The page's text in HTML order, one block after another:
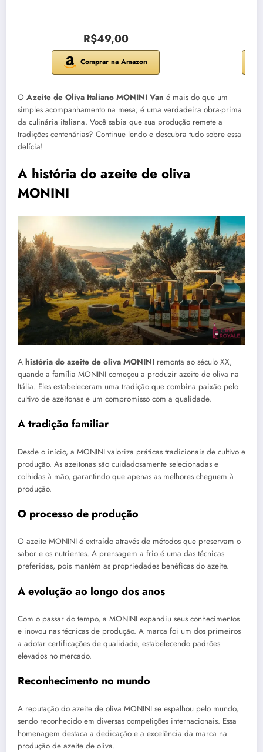
R$49,00
Comprar na Amazon
O Azeite de Oliva Italiano MONINI Van é mais do que um
simples acompanhamento na mesa; é uma verdadeira obra-prima
da culinária italiana. Você sabia que sua produção remete a
tradições centenárias? Continue lendo e descubra tudo sobre essa
delícia!
A história do azeite de oliva
MONINI
A história do azeite de oliva MONINI remonta ao século XX,
quando a família MONINI começou a produzir azeite de oliva na
Itália. Eles estabeleceram uma tradição que combina paixão pelo
cultivo de azeitonas e um compromisso com a qualidade.
A tradição familiar
Desde o início, a MONINI valoriza práticas tradicionais de cultivo e
produção. As azeitonas são cuidadosamente selecionadas e
colhidas à mão, garantindo que apenas as melhores cheguem à
produção.
O processo de produção
O azeite MONINI é extraído através de métodos que preservam o
sabor e os nutrientes. A prensagem a frio é uma das técnicas
preferidas, pois mantém as propriedades benéficas do azeite.
A evolução ao longo dos anos
Com o passar do tempo, a MONINI expandiu seus conhecimentos
e inovou nas técnicas de produção. A marca foi um dos primeiros
a adotar certificações de qualidade, estabelecendo padrões
elevados no mercado.
Reconhecimento no mundo
A reputação do azeite de oliva MONINI se espalhou pelo mundo,
sendo reconhecido em diversas competições internacionais. Essa
homenagem destaca a dedicação e a excelência da marca na
produção de azeite de oliva.